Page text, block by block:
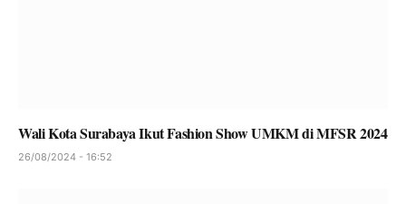
Wali Kota Surabaya Ikut Fashion Show UMKM di MFSR 2024
26/08/2024 - 16:52